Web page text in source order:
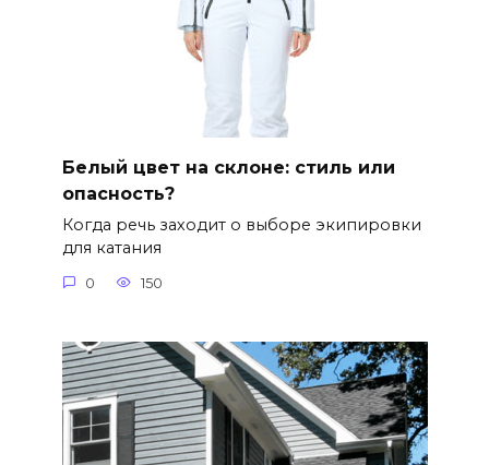
Белый цвет на склоне: стиль или
опасность?
Когда речь заходит о выборе экипировки
для катания
0 150